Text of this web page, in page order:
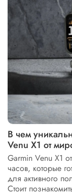
В чем
Venu X1 от
Garmin Venu X1
часов, которые
для активного
Стоит